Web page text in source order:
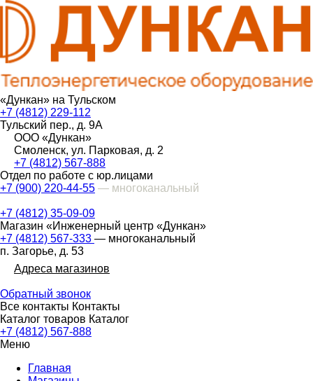
«Дункан» на Тульском
+7 (4812) 229-112
Тульский пер., д. 9А
ООО «Дункан»
Смоленск, ул. Парковая, д. 2
+7 (4812) 567-888
Отдел по работе с юр.лицами
+7 (900) 220-44-55 — многоканальный
+7 (4812) 35-09-09
Магазин «Инженерный центр «Дункан»
+7 (4812) 567-333 — многоканальный
п. Загорье, д. 53
Адреса магазинов
Обратный звонок
Все контакты Контакты
Каталог товаров Каталог
+7 (4812) 567-888
Меню
Главная